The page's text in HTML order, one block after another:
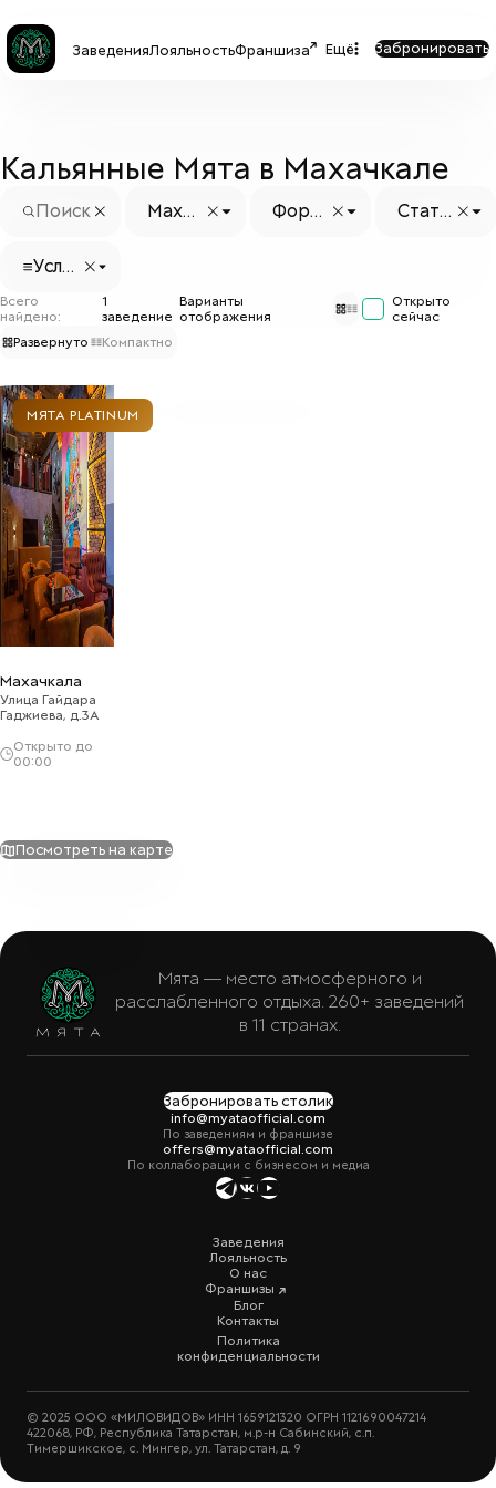
ЗаведенияЛояльностьФраншиза Ещё Забронировать
Кальянные Мята в Махачкале
Махач
Форм
Стату
Услуг
Всего
найдено:
1
заведение
Варианты
отображения
Открыто
сейчас
Развернуто
Компактно
МЯТА PLATINUM
Махачкала
Улица Гайдара
Гаджиева, д.3А
Открыто до
00:00
Посмотреть на карте
Мята — место атмосферного и
расслабленного отдыха. 260+ заведений
в 11 странах.
Забронировать столик
info@myataofficial.com
По заведениям и франшизе
offers@myataofficial.com
По коллаборации с бизнесом и медиа
Заведения
Лояльность
О нас
Франшизы
Блог
Контакты
Политика
конфиденциальности
© 2025 ООО «МИЛОВИДОВ» ИНН 1659121320 ОГРН 1121690047214
422068, РФ, Республика Татарстан, м.р-н Сабинский, с.п.
Тимершикское, с. Мингер, ул. Татарстан, д. 9